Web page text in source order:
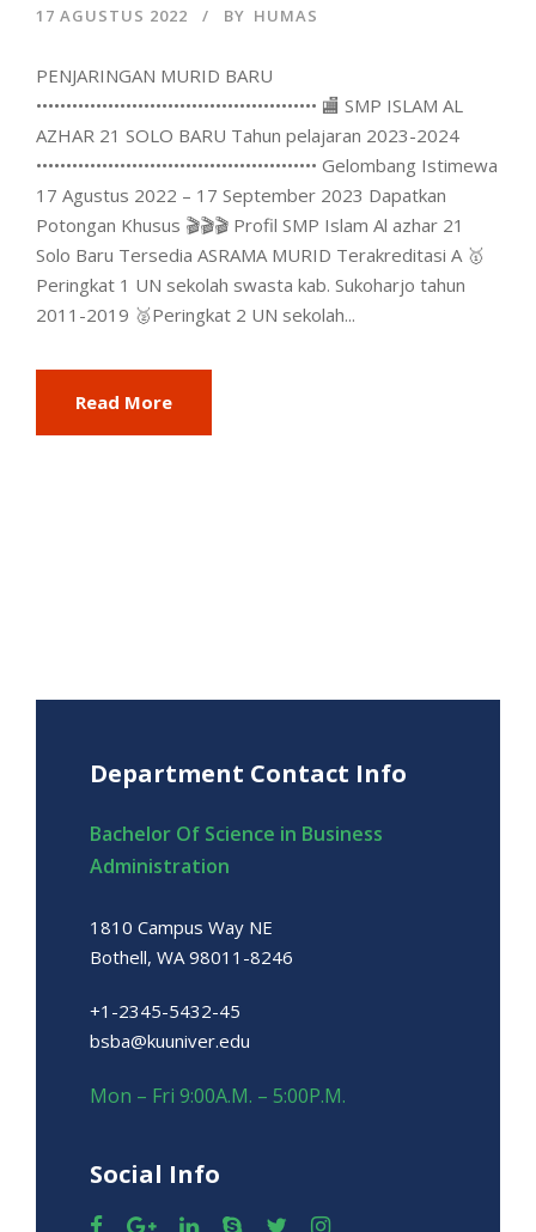
17 AGUSTUS 2022 BY HUMAS
PENJARINGAN MURID BARU
••••••••••••••••••••••••••••••••••••••••••••••• 🏬 SMP ISLAM AL
AZHAR 21 SOLO BARU Tahun pelajaran 2023-2024
••••••••••••••••••••••••••••••••••••••••••••••• Gelombang Istimewa
17 Agustus 2022 – 17 September 2023 Dapatkan
Potongan Khusus 🎬🎬🎬 Profil SMP Islam Al azhar 21
Solo Baru Tersedia ASRAMA MURID Terakreditasi A 🥇
Peringkat 1 UN sekolah swasta kab. Sukoharjo tahun
2011-2019 🥈Peringkat 2 UN sekolah...
Read More
Department Contact Info
Bachelor Of Science in Business
Administration
1810 Campus Way NE
Bothell, WA 98011-8246
+1-2345-5432-45
bsba@kuuniver.edu
Mon – Fri 9:00A.M. – 5:00P.M.
Social Info